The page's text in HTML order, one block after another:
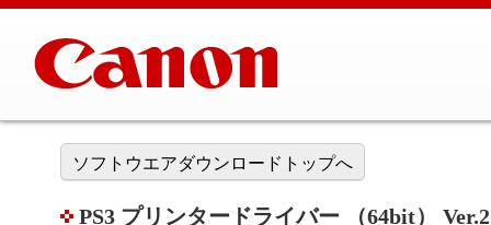
ソフトウエアダウンロードトップへ
PS3 プリンタードライバー （64bit）